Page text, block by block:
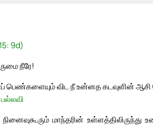
9d)
நீரே!
பெண்களையும் விட நீ உன்னத கடவுளின்
பல்லவி
மாந்தரின் உள்ளத்திலிருந்து